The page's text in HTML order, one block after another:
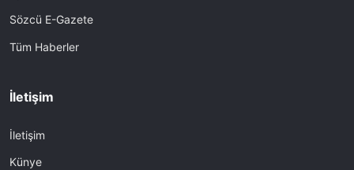
Sözcü E-Gazete
Tüm Haberler
İletişim
İletişim
Künye